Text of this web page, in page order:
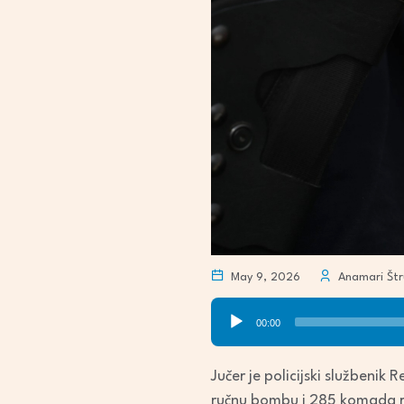
May 9, 2026 Anamari
Audio
Player
00:00
Jučer je policijski službenik
ručnu bombu i 285 komada